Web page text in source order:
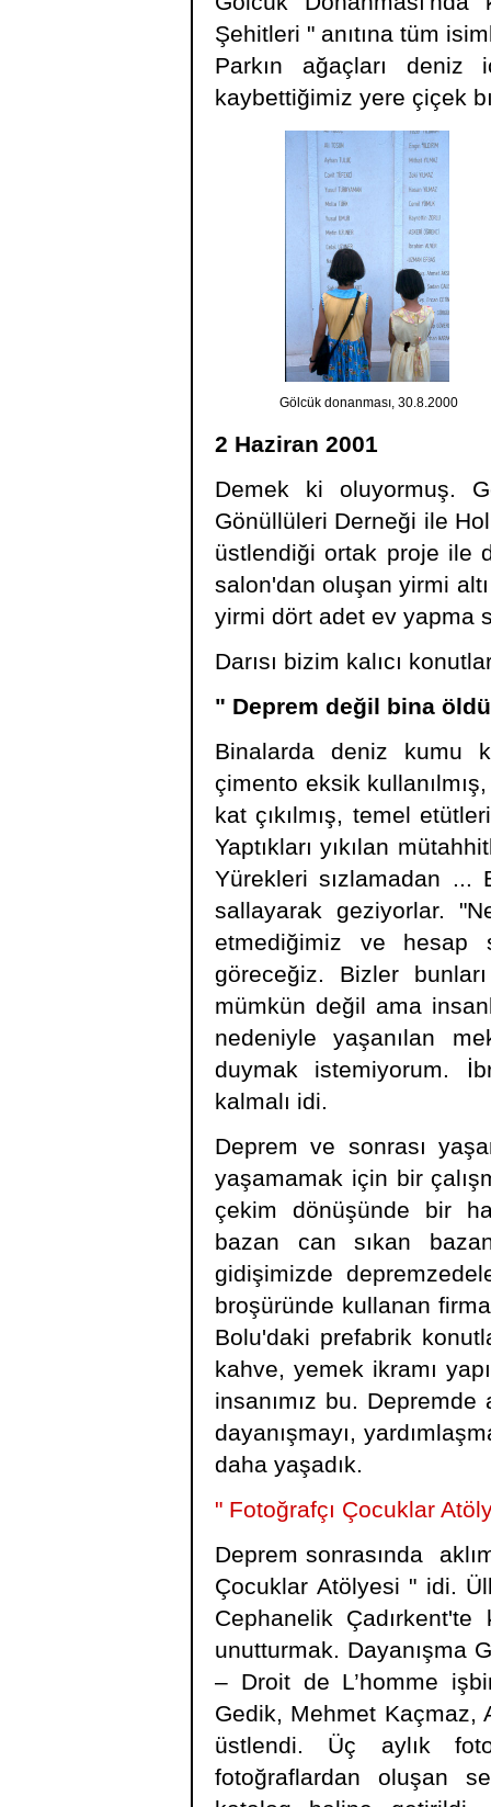
Şehitleri " anıtına tüm
Parkın ağaçları
kaybettiğimiz yere çiçek
Gölcük donanması, 30.8.2000
2 Haziran 2001
Demek ki oluyormuş.
Gönüllüleri Derneği ile
üstlendiği ortak proje ile
salon'dan oluşan yirmi
yirmi dört adet ev yapma
Darısı bizim kalıcı
" Deprem değil bina
Binalarda deniz kumu
çimento eksik
kat çıkılmış, temel
Yaptıkları yıkılan
Yürekleri sızlamadan ...
sallayarak geziyorlar.
etmediğimiz ve hesap
göreceğiz. Bizler
mümkün değil ama
nedeniyle yaşanılan
duymak istemiyorum.
kalmalı idi.
Deprem ve sonrası
yaşamamak için bir
çekim dönüşünde bir
bazan can sıkan
gidişimizde
broşüründe kullanan
Bolu'daki prefabrik
kahve, yemek ikramı
insanımız bu.
dayanışmayı,
daha yaşadık.
" Fotoğrafçı Çocuklar
Deprem sonrasında
Çocuklar Atölyesi " idi.
Cephanelik
unutturmak. Dayanışma
– Droit de L’homme
Gedik, Mehmet Kaçmaz,
üstlendi. Üç aylık
fotoğraflardan oluşan